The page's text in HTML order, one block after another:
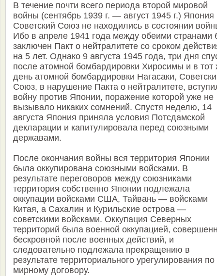
В течение почти всего периода второй мировой
войны (сентябрь 1939 г. — август 1945 г.) Япония
Советский Союз не находились в состоянии
Ибо в апреле 1941 года между обеими странами
заключен Пакт о нейтралитете со сроком
на 5 лет. Однако 9 августа 1945 года, три дня
после атомной бомбардировки Хиросимы и в тот
день атомной бомбардировки Нагасаки,
Союз, в нарушение Пакта о нейтралитете,
войну против Японии, поражение которой уже не
вызывало никаких сомнений. Спустя неделю, 14
августа Япония приняла условия Потсдамской
декларации и капитулировала перед союзными
державами.
После окончания войны вся территория Японии
была оккупирована союзными войсками. В
результате переговоров между союзниками
территория собственно Японии подлежала
оккупации войсками США, Тайвань — войсками
Китая, а Сахалин и Курильские острова —
советскими войсками. Оккупация Северных
территорий была военной оккупацией,
бескровной после военных действий, и
следовательно подлежала прекращению в
результате территориального урегулирования по
мирному договору.